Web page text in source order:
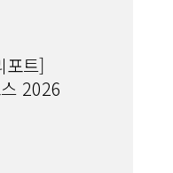
포트]
2026